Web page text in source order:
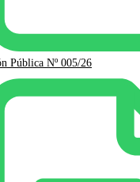
Pública Nº 005/26